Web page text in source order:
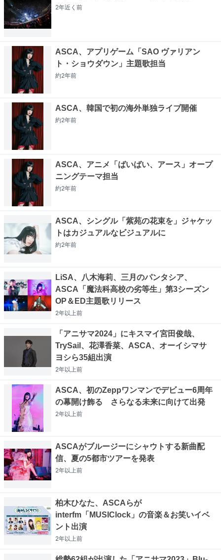
2年近く 前
ASCA、アプリゲーム「SAO ヴァリアン
ト・ショウダウン」主題歌担当
約2年前
ASCA、韓国で初の海外単独ライブ開催
約2年前
ASCA、アニメ「ばいばい、アース」オープ
ニングテーマ担当
約2年前
ASCA、シングル「紫苑の花束を」ジャケッ
トはカジュアルなビジュアルに
約2年前
LiSA、八木海莉、三月のパンタシア、
ASCA「魔法科高校の劣等生」第3シーズン
OP＆ED主題歌リリース
2年以上前
「アニサマ2024」にキスマイ宮田俊哉、
TrySail、花澤香菜、ASCA、オーイシマサ
ヨシら35組出演
2年以上前
ASCA、初のZeppワンマンでデビュー6周年
の幕開け飾る さらなる未来に向けて出発
2年以上前
ASCAがブルージーにシャウトする新曲配
信、夏の5都市ツアーを発表
2年以上前
柏木ひなた、ASCAらが
interfm「MUSIClock」の音楽＆お笑いイベ
ント出演
2年以上前